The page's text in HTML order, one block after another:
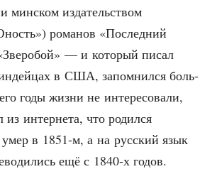
мин­ском изда­тель­ством
рома­нов «Послед­ний
— и кото­рый писал
в США, запом­нил­ся боль­
годы жиз­ни не инте­ре­со­ва­ли,
из интер­не­та, что родил­ся
в 1851‑м, а на рус­ский язык
ещё с 1840‑х годов.